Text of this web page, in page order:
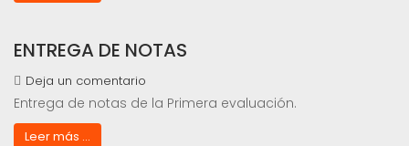
ENTREGA DE NOTAS
Deja un comentario
Entrega de notas de la Primera evaluación.
Leer más ...